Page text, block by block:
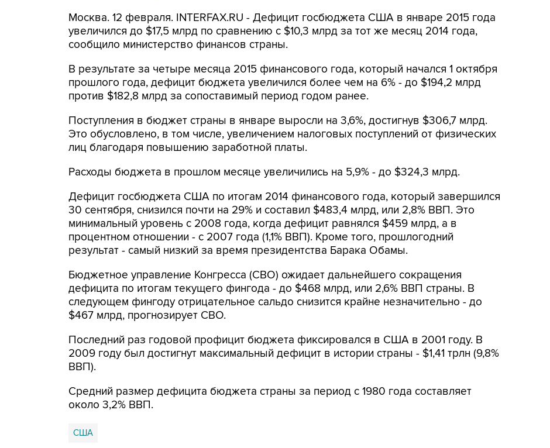
Москва. 12 февраля. INTERFAX.RU - Дефицит госбюджета США в январе 2015 года
увеличился до $17,5 млрд по сравнению с $10,3 млрд за тот же месяц 2014 года,
сообщило министерство финансов страны.
В результате за четыре месяца 2015 финансового года, который начался 1 октября
прошлого года, дефицит бюджета увеличился более чем на 6% - до $194,2 млрд
против $182,8 млрд за сопоставимый период годом ранее.
Поступления в бюджет страны в январе выросли на 3,6%, достигнув $306,7 млрд.
Это обусловлено, в том числе, увеличением налоговых поступлений от физических
лиц благодаря повышению заработной платы.
Расходы бюджета в прошлом месяце увеличились на 5,9% - до $324,3 млрд.
Дефицит госбюджета США по итогам 2014 финансового года, который завершился
30 сентября, снизился почти на 29% и составил $483,4 млрд, или 2,8% ВВП. Это
минимальный уровень с 2008 года, когда дефицит равнялся $459 млрд, а в
процентном отношении - с 2007 года (1,1% ВВП). Кроме того, прошлогодний
результат - самый низкий за время президентства Барака Обамы.
Бюджетное управление Конгресса (CBO) ожидает дальнейшего сокращения
дефицита по итогам текущего фингода - до $468 млрд, или 2,6% ВВП страны. В
следующем фингоду отрицательное сальдо снизится крайне незначительно - до
$467 млрд, прогнозирует CBO.
Последний раз годовой профицит бюджета фиксировался в США в 2001 году. В
2009 году был достигнут максимальный дефицит в истории страны - $1,41 трлн (9,8%
ВВП).
Средний размер дефицита бюджета страны за период с 1980 года составляет
около 3,2% ВВП.
США